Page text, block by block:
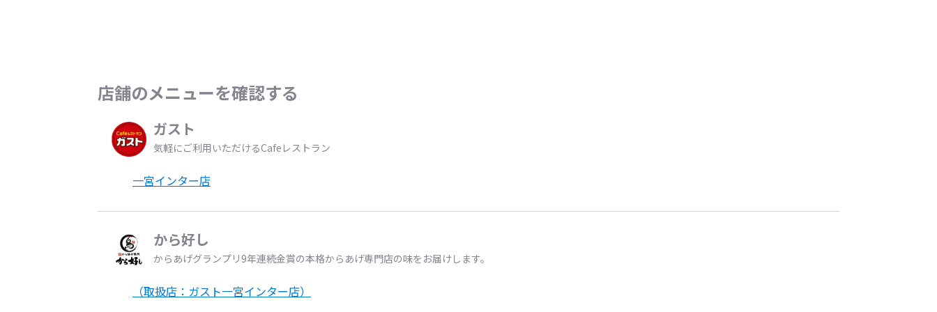
店舗のメニューを確認する
ガスト
気軽にご利用いただけるCafeレストラン
一宮インター店
から好し
からあげグランプリ9年連続金賞の本格からあげ専門店の味をお届けします。
（取扱店：ガスト一宮インター店）